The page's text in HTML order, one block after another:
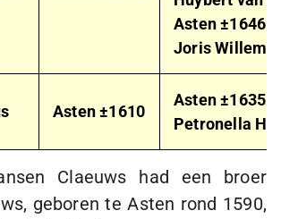
Asten ±1646
Joris Willems
Asten ±1610
Asten ±1635
Petronella
Claeuws had een broer
geboren te Asten rond 1590,